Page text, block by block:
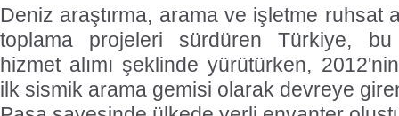
Deniz araştırma, arama ve işletme ruhsat
toplama projeleri sürdüren Türkiye, bu
hizmet alımı şeklinde yürütürken,
ilk sismik arama gemisi olarak devreye